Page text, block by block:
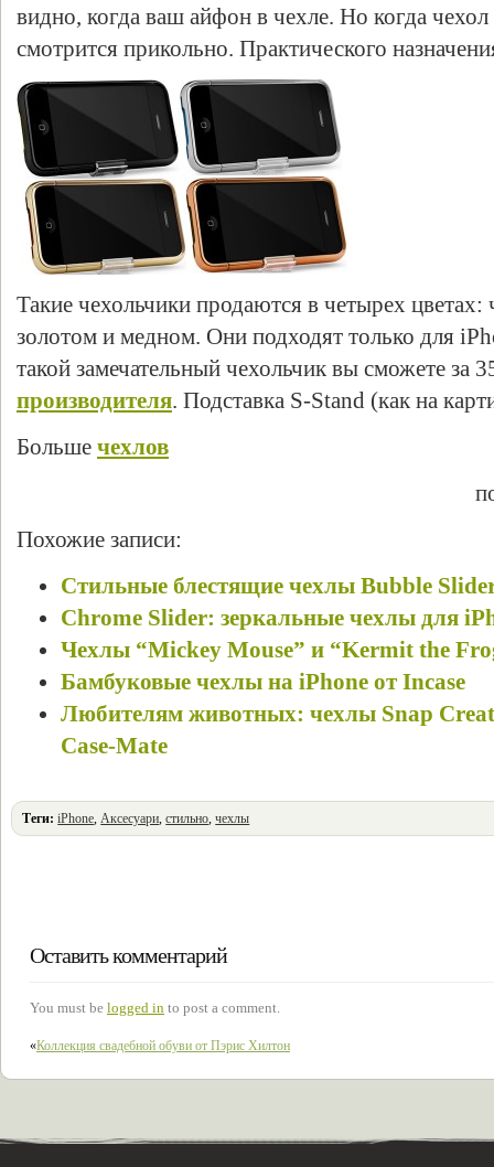
видно, когда ваш айфон в чехле. Но когда чехол
смотрится прикольно. Практического
Такие чехольчики продаются в четырех
золотом и медном. Они подходят только для
такой замечательный чехольчик вы сможете за
производителя. Подставка S-Stand (как на
Больше чехлов
Похожие записи:
Стильные блестящие чехлы Bubble
Chrome Slider: зеркальные чехлы для
Чехлы “Mickey Mouse” и “Kermit the
Бамбуковые чехлы на iPhone от Incase
Любителям животных: чехлы Snap
Case-Mate
Теги: iPhone,Аксесуари,стильно,чехлы
Оставить комментарий
You must be logged in to post a comment.
«Коллекция свадебной обуви от Пэрис Хилтон